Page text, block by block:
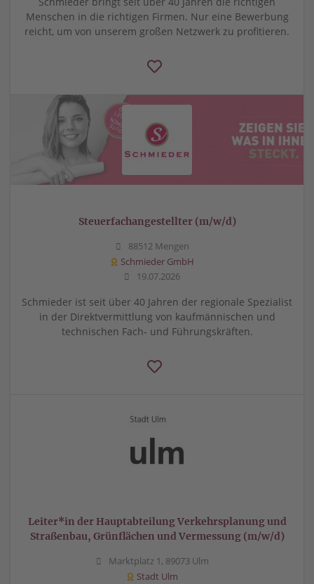
Menschen in die richtigen Firmen. Nur eine Bewerbung
reicht, um von unserem großen Netzwerk zu profitieren.
Steuerfachangestellter (m/w/d)
88512 Mengen
Schmieder GmbH
19.07.2026
Schmieder ist seit über 40 Jahren der regionale Spezialist
in der Direktvermittlung von kaufmännischen und
technischen Fach- und Führungskräften.
Leiter*in der Hauptabteilung Verkehrsplanung und
Straßenbau, Grünflächen und Vermessung (m/w/d)
Marktplatz 1, 89073 Ulm
Stadt Ulm